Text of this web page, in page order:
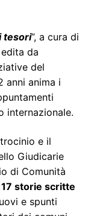
tesori”, a cura di
da
del
anni anima i
internazionale.
e il
Giudicarie
di Comunità
17 storie scritte
e spunti